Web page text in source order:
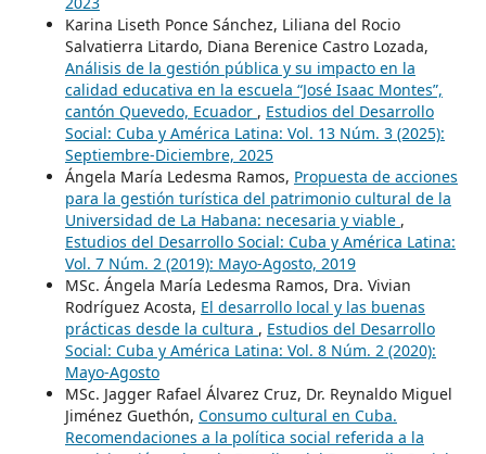
Karina Liseth Ponce Sánchez, Liliana del Rocio
Salvatierra Litardo, Diana Berenice Castro Lozada,
Análisis de la gestión pública y su impacto en la
calidad educativa en la escuela “José Isaac Montes”,
cantón Quevedo, Ecuador , Estudios del Desarrollo
Social: Cuba y América Latina: Vol. 13 Núm. 3 (2025):
Septiembre-Diciembre, 2025
Ángela María Ledesma Ramos, Propuesta de acciones
para la gestión turística del patrimonio cultural de la
Universidad de La Habana: necesaria y viable ,
Estudios del Desarrollo Social: Cuba y América Latina:
Vol. 7 Núm. 2 (2019): Mayo-Agosto, 2019
MSc. Ángela María Ledesma Ramos, Dra. Vivian
Rodríguez Acosta, El desarrollo local y las buenas
prácticas desde la cultura , Estudios del Desarrollo
Social: Cuba y América Latina: Vol. 8 Núm. 2 (2020):
Mayo-Agosto
MSc. Jagger Rafael Álvarez Cruz, Dr. Reynaldo Miguel
Jiménez Guethón, Consumo cultural en Cuba.
Recomendaciones a la política social referida a la